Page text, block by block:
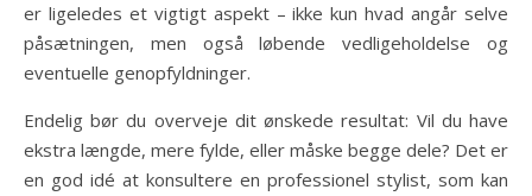
er ligeledes et vigtigt aspekt – ikke kun hvad angår selve
påsætningen, men også løbende vedligeholdelse og
eventuelle genopfyldninger.
Endelig bør du overveje dit ønskede resultat: Vil du have
ekstra længde, mere fylde, eller måske begge dele? Det er
en god idé at konsultere en professionel stylist, som kan